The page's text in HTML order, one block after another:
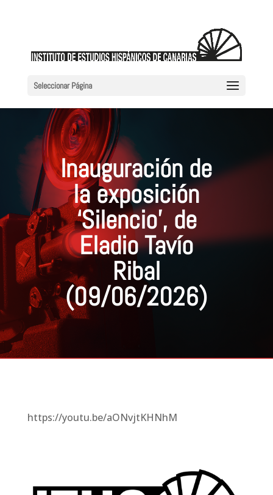
Seleccionar Página
Inauguración de
la exposición
‘Silencio’, de
Eladio Tavío
Ribal
(09/06/2026)
https://youtu.be/aONvjtKHNhM